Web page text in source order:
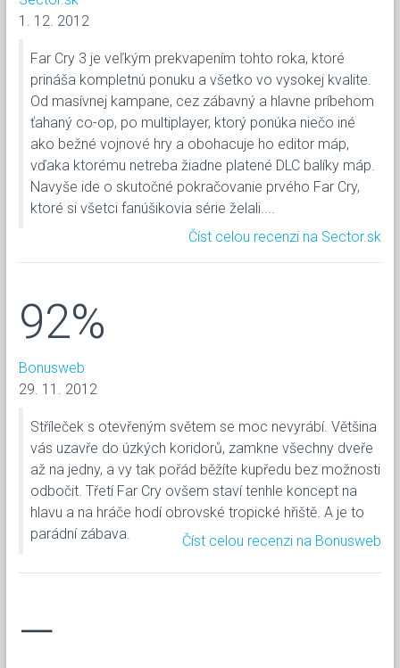
1. 12. 2012
Far Cry 3 je veľkým prekvapením tohto roka, ktoré
prináša kompletnú ponuku a všetko vo vysokej kvalite.
Od masívnej kampane, cez zábavný a hlavne príbehom
ťahaný co-op, po multiplayer, ktorý ponúka niečo iné
ako bežné vojnové hry a obohacuje ho editor máp,
vďaka ktorému netreba žiadne platené DLC balíky máp.
Navyše ide o skutočné pokračovanie prvého Far Cry,
ktoré si všetci fanúšikovia série želali....
Číst celou recenzi na Sector.sk
92%
Bonusweb
29. 11. 2012
Stříleček s otevřeným světem se moc nevyrábí. Většina
vás uzavře do úzkých koridorů, zamkne všechny dveře
až na jedny, a vy tak pořád běžíte kupředu bez možnosti
odbočit. Třetí Far Cry ovšem staví tenhle koncept na
hlavu a na hráče hodí obrovské tropické hřiště. A je to
parádní zábava.
Číst celou recenzi na Bonusweb
—